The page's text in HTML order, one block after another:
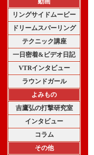
リングサイドムービー
ドリームスパーリング
テクニック講座
一日密着&ビデオ日記
VTRインタビュー
ラウンドガール
よみもの
吉鷹弘の打撃研究室
インタビュー
コラム
その他